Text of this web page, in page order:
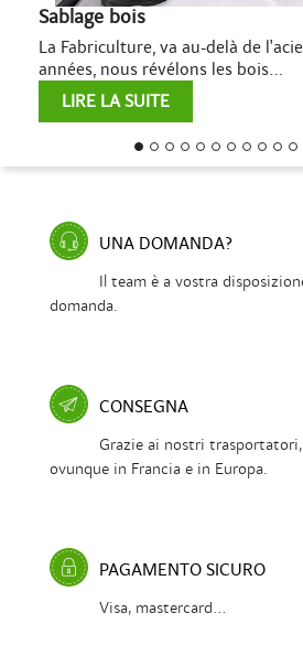
Sablage bois
La Fabriculture, va au-delà de
années, nous révélons les bois...
LIRE LA SUITE
UNA DOMANDA?
Il team è a vostra
domanda.
CONSEGNA
Grazie ai nostri
ovunque in Francia e in Europa.
PAGAMENTO SICURO
Visa, mastercard...